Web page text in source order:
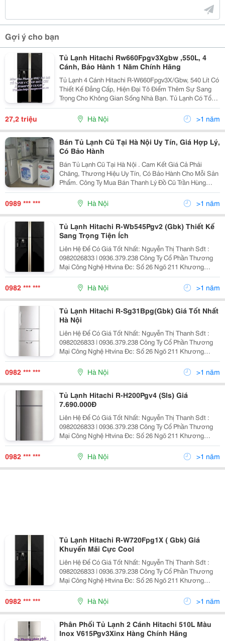
Gợi ý cho bạn
Tủ Lạnh Hitachi Rw660Fpgv3Xgbw ,550L, 4
Cánh, Bảo Hành 1 Năm Chính Hãng
Tủ Lạnh 4 Cánh Hitachi R-W660Fpgv3X/Gbw, 540 Lít Có
Thiết Kế Đẳng Cấp, Hiện Đại Tô Điểm Thêm Sự Sang
Trọng Cho Không Gian Sống Nhà Bạn. Tủ Lạnh Có Tổng
Dung Tích Đến 540 Lít Dự Trữ Được Nhiều Thực Phẩm
Giúp Đáp Ứng Nhu Cầu Dinh Dưỡng Cho Cả Gia Đì
27,2 triệu Hà Nội >1 năm
Bán Tủ Lạnh Cũ Tại Hà Nội Uy Tín, Giá Hợp Lý,
Có Bảo Hành
Bán Tủ Lạnh Cũ Tại Hà Nội . Cam Kết Giá Cả Phải
Chăng, Thương Hiệu Uy Tín, Có Bảo Hành Cho Mỗi Sản
Phẩm. Công Ty Mua Bán Thanh Lý Đồ Cũ Trần Hùng
≫≫≫≫≫≫ Hotline:0989.818.506 ≪≪≪≪≪≪≪≪ Uy Tín - Chuy
0989 *** *** Hà Nội >1 năm
Tủ Lạnh Hitachi R-Wb545Pgv2 (Gbk) Thiết Kế
Sang Trọng Tiện Ích
Liên Hệ Để Có Giá Tốt Nhất: Nguyễn Thị Thanh Sđt :
0982026833 | 0936.379.238 Công Ty Cổ Phần Thương
Mại Công Nghệ Htvina Đc: Số 26 Ngõ 211 Khương
Trung &Ndash; Thanh Xuân &Ndash; Hà Nội Yahoo
:Nguyenthanh6685 Website: Http://Sieuthiht.com
0982 *** *** Hà Nội >1 năm
Tủ Lạnh Hitachi R-Sg31Bpg(Gbk) Giá Tốt Nhất
Hà Nội
Liên Hệ Để Có Giá Tốt Nhất: Nguyễn Thị Thanh Sđt :
0982026833 | 0936.379.238 Công Ty Cổ Phần Thương
Mại Công Nghệ Htvina Đc: Số 26 Ngõ 211 Khương
Trung &Ndash; Thanh Xuân &Ndash; Hà Nội Yahoo
:Nguyenthanh6685 Website: Http://Sieuthiht.com
0982 *** *** Hà Nội >1 năm
Tủ Lạnh Hitachi R-H200Pgv4 (Sls) Giá
7.690.000Đ
Liên Hệ Để Có Giá Tốt Nhất: Nguyễn Thị Thanh Sđt :
0982026833 | 0936.379.238 Công Ty Cổ Phần Thương
Mại Công Nghệ Htvina Đc: Số 26 Ngõ 211 Khương
Trung &Ndash; Thanh Xuân &Ndash; Hà Nội Yahoo
:Nguyenthanh6685 Website: Http://Sieuthiht.com
0982 *** *** Hà Nội >1 năm
Tủ Lạnh Hitachi R-W720Fpg1X ( Gbk) Giá
Khuyến Mãi Cực Cool
Liên Hệ Để Có Giá Tốt Nhất: Nguyễn Thị Thanh Sđt :
0982026833 | 0936.379.238 Công Ty Cổ Phần Thương
Mại Công Nghệ Htvina Đc: Số 26 Ngõ 211 Khương
Trung &Ndash; Thanh Xuân &Ndash; Hà Nội Yahoo
:Nguyenthanh6685 Website: Http://Sieuthiht.com
0982 *** *** Hà Nội >1 năm
Phân Phối Tủ Lạnh 2 Cánh Hitachi 510L Màu
Inox V615Pgv3Xinx Hàng Chính Hãng